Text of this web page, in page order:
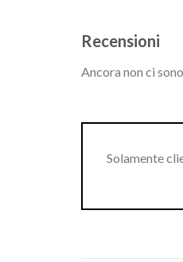
Recensioni
Ancora non ci
Solamente